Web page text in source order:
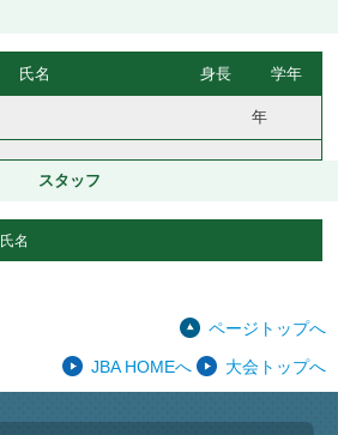
氏名 身長 学年
年
スタッフ
氏名
ページトップへ
JBA HOMEへ
大会トップへ